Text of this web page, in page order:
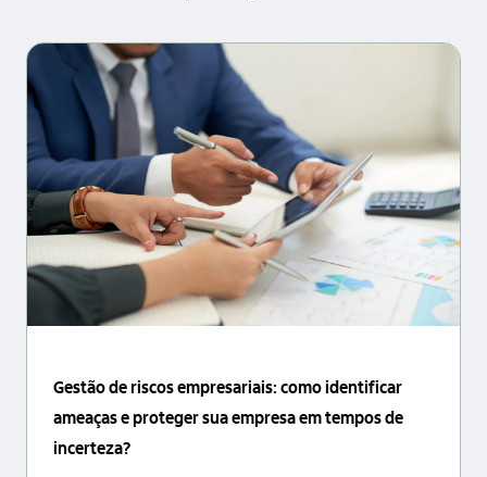
Gestão de riscos empresariais: como identificar
ameaças e proteger sua empresa em tempos de
incerteza?